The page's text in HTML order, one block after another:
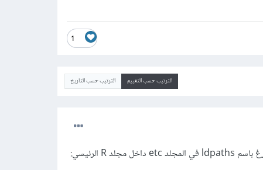
1
الترتيب حسب التقييم الترتيب حسب التاريخ